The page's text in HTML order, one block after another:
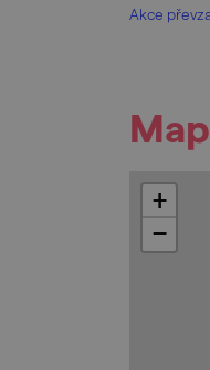
Akce
+
−